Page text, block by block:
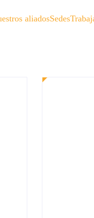
aliadosSedes